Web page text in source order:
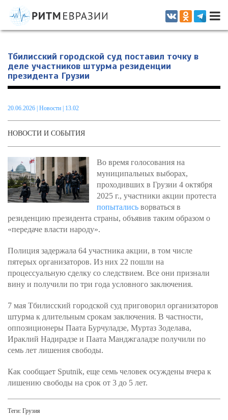
Информационно-аналитическое издание, посвященное актуальным
проблемам интеграции на постсоветском пространстве
Тбилисский городской суд поставил точку в
деле участников штурма резиденции
президента Грузии
20.06.2026 Новости | 13.02
НОВОСТИ И СОБЫТИЯ
Во время голосования на
муниципальных выборах,
проходивших в Грузии 4 октября
2025 г., участники акции протеста
попытались ворваться в
резиденцию президента страны, объявив таким образом о
«передаче власти народу».
Полиция задержала 64 участника акции, в том числе
пятерых организаторов. Из них 22 пошли на
процессуальную сделку со следствием. Все они признали
вину и получили по три года условного заключения.
7 мая Тбилисский городской суд приговорил организаторов
штурма к длительным срокам заключения. В частности,
оппозиционеры Паата Бурчуладзе, Муртаз Зоделава,
Ираклий Надирадзе и Паата Манджгаладзе получили по
семь лет лишения свободы.
Как сообщает Sputnik, еще семь человек осуждены вчера к
лишению свободы на срок от 3 до 5 лет.
Теги: Грузия